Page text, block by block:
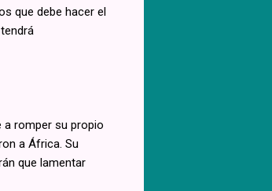
que debe hacer el
a romper su propio
a África. Su
que lamentar